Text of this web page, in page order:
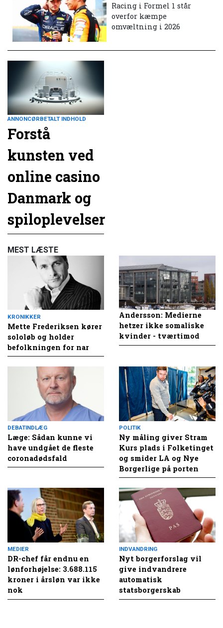
Racing i Formel 1 står
overfor kæmpe
omvæltning i 2026
ANNONCØRBETALT INDHOLD
Forstå
kunsten ved
online casino
Danmark og
spiloplevelser
MEST LÆSTE
KRONIKKER
Mette Frederiksen kører
sololøb og holder
befolkningen for nar
Andersson: Medierne
hetzer ikke somaliske
kvinder - tværtimod
DEBATINDLÆG
Læge: Sådan kunne vi
have undgået de fleste
coronadødsfald
POLITIK
Ny måling giver Stram
Kurs plads i Folketinget
og smider LA og Nye
Borgerlige på porten
MEDIER
DR-chef får endnu en
lønforhøjelse: 3.688.115
kroner i årsløn var ikke
nok
INDVANDRING
Nyt borgerforslag vil
give indvandrere
automatisk
statsborgerskab